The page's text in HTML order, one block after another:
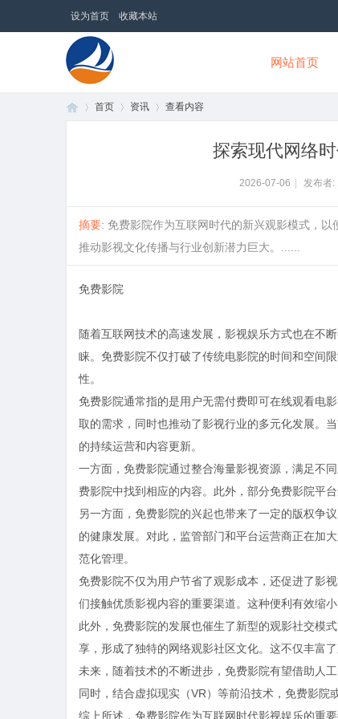
设为首页 收藏本站
18国际商贸网
网站首页
首页 资讯 查看内容
探索现代网络
2026-07-06 发布者:
摘要: 免费影院作为互联网时代的新兴观影模式，
推动影视文化传播与行业创新潜力巨大。......
免费影院
随着互联网技术的高速发展，影视娱乐方式也在不
睐。免费影院不仅打破了传统电影院的时间和空间
性。
免费影院通常指的是用户无需付费即可在线观看电
取的需求，同时也推动了影视行业的多元化发展。
的持续运营和内容更新。
一方面，免费影院通过整合海量影视资源，满足不
费影院中找到相应的内容。此外，部分免费影院平
另一方面，免费影院的兴起也带来了一定的版权争
的健康发展。对此，监管部门和平台运营商正在加
范化管理。
免费影院不仅为用户节省了观影成本，还促进了影
们接触优质影视内容的重要渠道。这种便利有效缩
此外，免费影院的发展也催生了新型的观影社交模
享，形成了独特的网络观影社区文化。这不仅丰富
未来，随着技术的不断进步，免费影院有望借助人
同时，结合虚拟现实（VR）等前沿技术，免费影院
综上所述，免费影院作为互联网时代影视娱乐的重